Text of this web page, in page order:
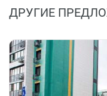
ДРУГИЕ